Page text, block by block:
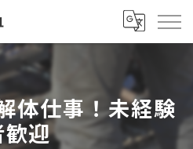
体仕事！未経験
歓迎